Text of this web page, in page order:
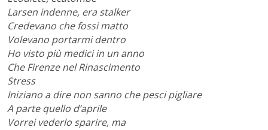
Larsen indenne, era stalker
Credevano che fossi matto
Volevano portarmi dentro
Ho visto più medici in un anno
Che Firenze nel Rinascimento
Stress
Iniziano a dire non sanno che pesci pigliare
A parte quello d’aprile
Vorrei vederlo sparire, ma